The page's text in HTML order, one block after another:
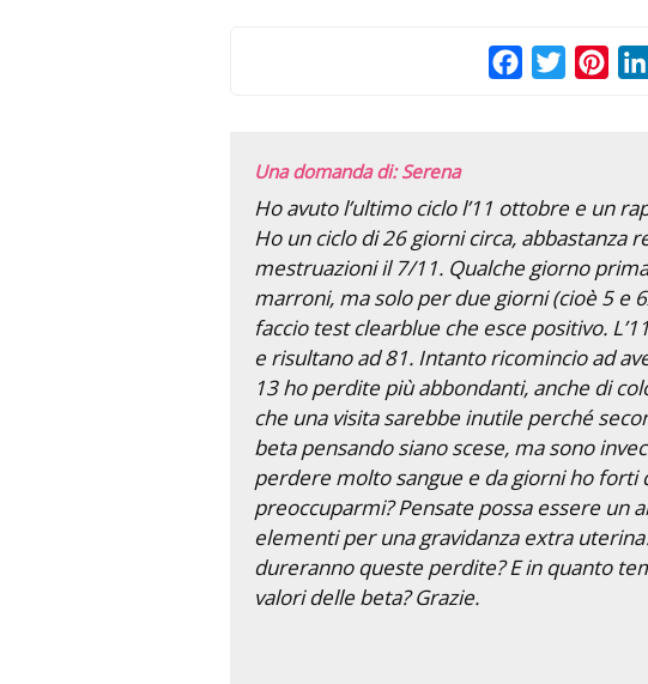
FacebookTwitter
Una domanda di: Serena
Ho avuto l’ultimo ciclo l’11 ottobre e un
Ho un ciclo di 26 giorni circa, abbastanza
mestruazioni il 7/11. Qualche giorno
marroni, ma solo per due giorni (cioè 5 e
faccio test clearblue che esce positivo.
e risultano ad 81. Intanto ricomincio ad
13 ho perdite più abbondanti, anche di
che una visita sarebbe inutile perché
beta pensando siano scese, ma sono
perdere molto sangue e da giorni ho forti
preoccuparmi? Pensate possa essere un
elementi per una gravidanza extra
dureranno queste perdite? E in quanto
valori delle beta? Grazie.